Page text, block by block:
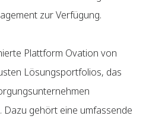
zur Verfügung.
Plattform Ovation von
Lösungsportfolios, das
Dazu gehört eine umfassende